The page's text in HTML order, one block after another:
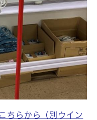
こちらから
（別ウイン